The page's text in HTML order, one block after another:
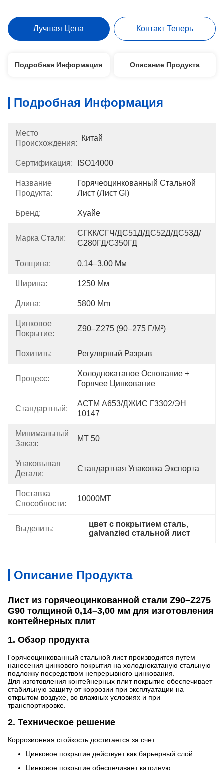
Лучшая Цена Контакт Теперь
Подробная Информация Описание Продукта
Подробная Информация
Место
Происхождения:
Китай
Сертификация: ISO14000
Название
Продукта:
Горячеоцинкованный Стальной
Лист (лист GI)
Бренд: Хуайе
Марка Стали:
СГКК/СГЧ/ДС51Д/ДС52Д/ДС53Д/
С280ГД/С350ГД
Толщина: 0,14–3,00 Мм
Ширина: 1250 Мм
Длина: 5800 Mm
Цинковое
Покрытие:
Z90–Z275 (90–275 Г/м²)
Похитить: Регулярный Разрыв
Процесс:
Холоднокатаное Основание +
Горячее Цинкование
Стандартный:
АСТМ А653/ДЖИС Г3302/ЭН
10147
Минимальный
Заказ:
MT 50
Упаковывая
Детали:
Стандартная Упаковка Экспорта
Поставка
Способности:
10000MT
Выделить:
цвет с покрытием сталь,
galvanzied стальной лист
Описание Продукта
Лист из горячеоцинкованной стали Z90–Z275
G90 толщиной 0,14–3,00 мм для изготовления
контейнерных плит
1. Обзор продукта
Горячеоцинкованный стальной лист производится путем
нанесения цинкового покрытия на холоднокатаную стальную
подложку посредством непрерывного цинкования.
Для изготовления контейнерных плит покрытие обеспечивает
стабильную защиту от коррозии при эксплуатации на
открытом воздухе, во влажных условиях и при
транспортировке.
2. Техническое решение
Коррозионная стойкость достигается за счет:
Цинковое покрытие действует как барьерный слой
Цинковое покрытие обеспечивает катодную